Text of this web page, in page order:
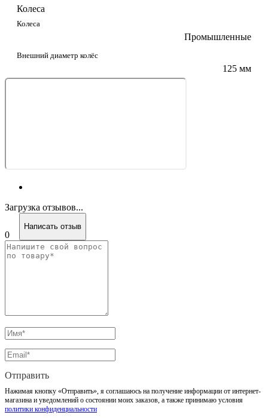
Колеса
Колеса
Промышленные
Внешний диаметр колёс
125 мм
Загрузка отзывов...
0
Написать отзыв
Отправить
Нажимая кнопку «Отправить», я соглашаюсь на получение информации от интернет-
магазина и уведомлений о состоянии моих заказов, а также принимаю условия
политики конфиденциальности